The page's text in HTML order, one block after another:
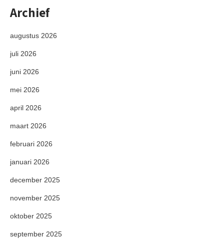
Archief
augustus 2026
juli 2026
juni 2026
mei 2026
april 2026
maart 2026
februari 2026
januari 2026
december 2025
november 2025
oktober 2025
september 2025